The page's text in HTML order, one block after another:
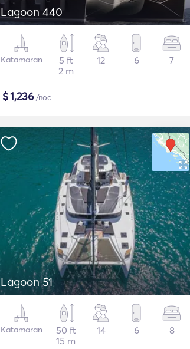
Lagoon 440
Katamaran
5 ft
2 m
12 6 7
$1,236/noc
Lagoon 51
Katamaran
50 ft
15 m
14 6 8